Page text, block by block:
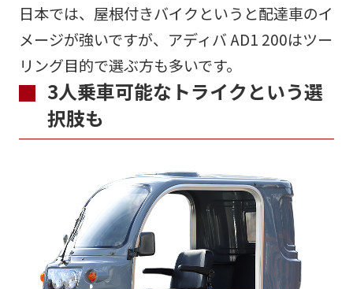
日本では、屋根付きバイクというと配達車のイ
メージが強いですが、アディバ AD1 200はツー
リング目的で選ぶ方も多いです。
3人乗車可能なトライクという選
択肢も